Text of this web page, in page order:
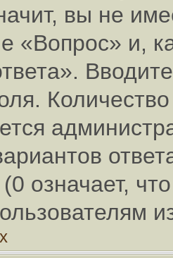
вы не
«Вопрос» и,
означает,